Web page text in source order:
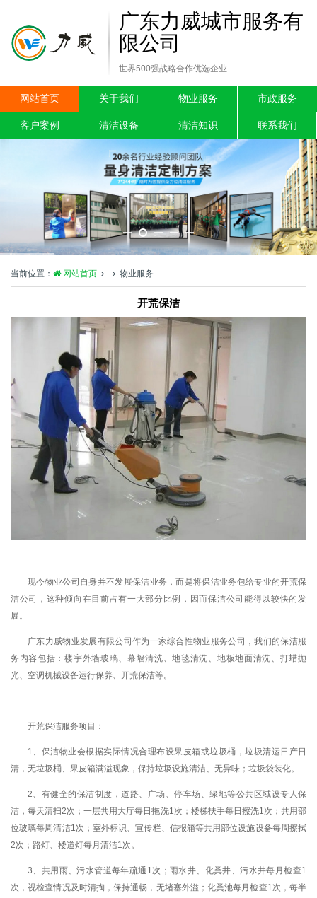
广东力威城市服务有
限公司
世界500强战略合作优选企业
网站首页 关于我们 物业服务 市政服务
客户案例 清洁设备 清洁知识 联系我们
当前位置： 网站首页 物业服务
开荒保洁
现今物业公司自身并不发展保洁业务，而是将保洁业务包给专业的开荒保
洁公司，这种倾向在目前占有一大部分比例，因而保洁公司能得以较快的发
展。
广东力威物业发展有限公司作为一家综合性物业服务公司，我们的保洁服
务内容包括：楼宇外墙玻璃、幕墙清洗、地毯清洗、地板地面清洗、打蜡抛
光、空调机械设备运行保养、开荒保洁等。
开荒保洁服务项目：
1、保洁物业会根据实际情况合理布设果皮箱或垃圾桶，垃圾清运日产日
清，无垃圾桶、果皮箱满溢现象，保持垃圾设施清洁、无异味；垃圾袋装化。
2、有健全的保洁制度，道路、广场、停车场、绿地等公共区域设专人保
洁，每天清扫2次；一层共用大厅每日拖洗1次；楼梯扶手每日擦洗1次；共用部
位玻璃每周清洁1次；室外标识、宣传栏、信报箱等共用部位设施设备每周擦拭
2次；路灯、楼道灯每月清洁1次。
3、共用雨、污水管道每年疏通1次；雨水井、化粪井、污水井每月检查1
次，视检查情况及时清掏，保持通畅，无堵塞外溢；化粪池每月检查1次，每半